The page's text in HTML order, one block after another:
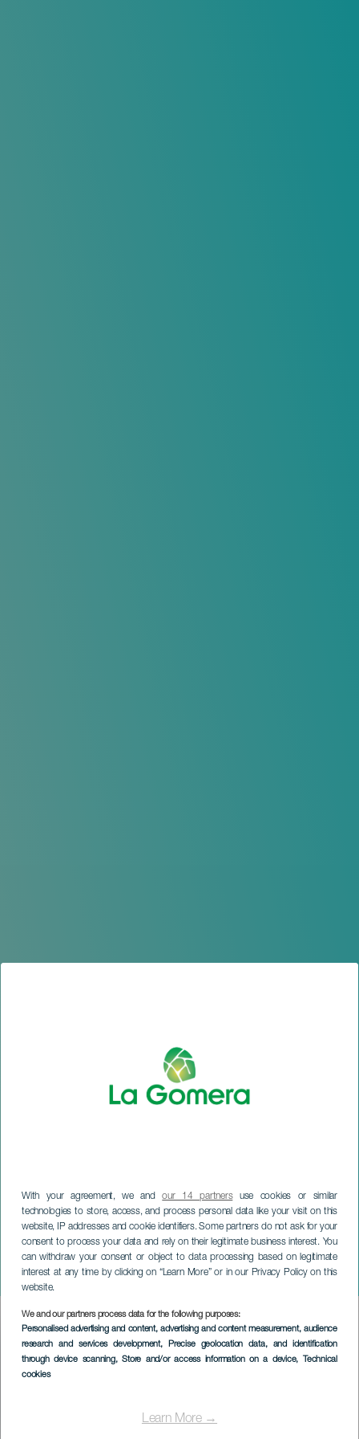
With your agreement, we andour 14 partnersuse cookies or similar
technologies to store, access, and process personal data like your visit on this
website, IP addresses and cookie identifiers. Some partners do not ask for your
consent to process your data and rely on their legitimate business interest. You
can withdraw your consent or object to data processing based on legitimate
interest at any time by clicking on “Learn More” or in our Privacy Policy on this
website.
We and our partners process data for the following purposes:
Personalised advertising and content, advertising and content measurement, audience
research and services development, Precise geolocation data, and identification
through device scanning, Store and/or access information on a device, Technical
cookies
Learn More →
Concierto de Ainhoa
Arteta
LA GOMERA
Imagen
Listado